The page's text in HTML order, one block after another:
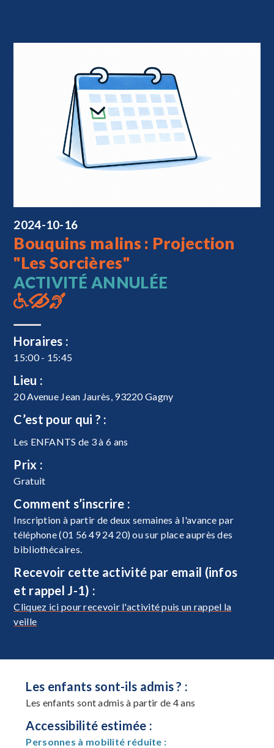
2024-10-16
Bouquins malins : Projection
"Les Sorcières"
ACTIVITÉ ANNULÉE
Horaires :
15:00 - 15:45
Lieu :
20 Avenue Jean Jaurès, 93220 Gagny
C’est pour qui ? :
Les ENFANTS de 3 à 6 ans
Prix :
Gratuit
Comment s’inscrire :
Inscription à partir de deux semaines à l'avance par
téléphone (01 56 49 24 20) ou sur place auprès des
bibliothécaires.
Recevoir cette activité par email (infos
et rappel J-1) :
Cliquez ici pour recevoir l'activité puis un rappel la
veille
Les enfants sont-ils admis ? :
Les enfants sont admis à partir de 4 ans
Accessibilité estimée :
Personnes à mobilité réduite :